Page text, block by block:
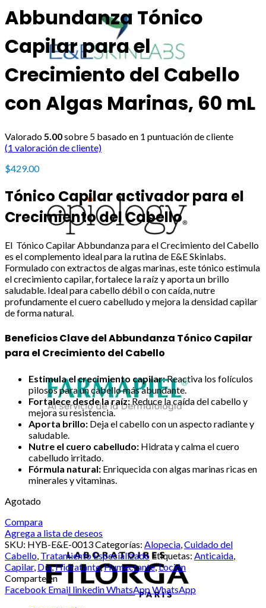
Abbundanza Tónico
Capilar para el
Crecimiento del Cabello
con Algas Marinas, 60 mL
Valorado5.00sobre 5 basado en 1 puntuación de cliente
(1 valoración de cliente)
$429.00
Tónico Capilar activador para el
Crecimiento del Cabello
El Tónico Capilar Abbundanza para el Crecimiento del Cabello
es el complemento ideal para la rutina de E&E Skinlabs.
Formulado con extractos de algas marinas, este tónico estimula
el crecimiento capilar, fortalece la raíz y aporta un brillo
saludable. Ideal para cabello débil o con caída, nutre
profundamente el cuero cabelludo y mejora la densidad capilar
de forma natural.
Beneficios Clave delAbbundanza Tónico Capilar
para el Crecimiento del Cabello
Estimula el crecimiento capilar:Reactiva los folículos
pilosos para un cabello más abundante.
Fortalece desde la raíz:Reduce la caída del cabello y
mejora su resistencia.
Aporta brillo: Deja el cabello con un aspecto radiante y
saludable.
Nutre el cuero cabelludo: Hidrata y calma el cuero
cabelludo irritado.
Fórmula natural: Enriquecida con algas marinas ricas en
minerales y vitaminas.
Agotado
Compara
Agrega a lista de deseos
SKU: HYB-E&E-0013Categorías: Alopecia,Cuidado del
Cabello, Tratamiento Especializado Etiquetas: Anticaida,
Capilar, Día,Hidratante,Humectante,Loción
Comparte en
Facebook Email linkedinWhatsAppWhatsApp